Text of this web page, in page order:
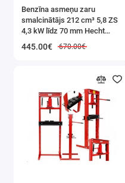
gan vieglās gāzes
smagākas par gaisu
gāzi, propānu, butānu).
Ražošanas gads:
Maksimālais
laiks:
2030. gada
✅ PILNĪGA
Benzīna asmeņu zaru
smalcinātājs 212 cm³ 5,8 ZS
4,3 kW līdz 70 mm Hecht
445.00€ 670.00€